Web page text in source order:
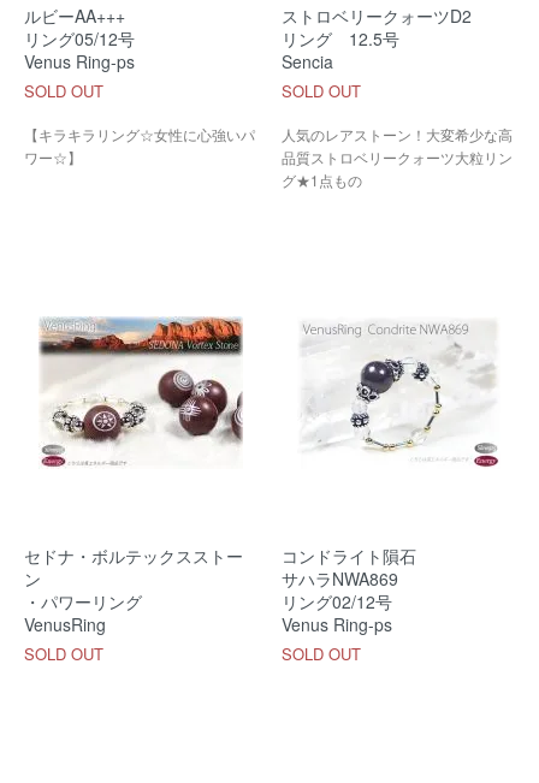
ルビーAA+++
リング05/12号
Venus Ring-ps
SOLD OUT
【キラキラリング☆女性に心強いパ
ワー☆】
ストロベリークォーツD2
リング 12.5号
Sencia
SOLD OUT
人気のレアストーン！大変希少な高
品質ストロベリークォーツ大粒リン
グ★1点もの
セドナ・ボルテックスストー
ン
・パワーリング
VenusRing
SOLD OUT
コンドライト隕石
サハラNWA869
リング02/12号
Venus Ring-ps
SOLD OUT